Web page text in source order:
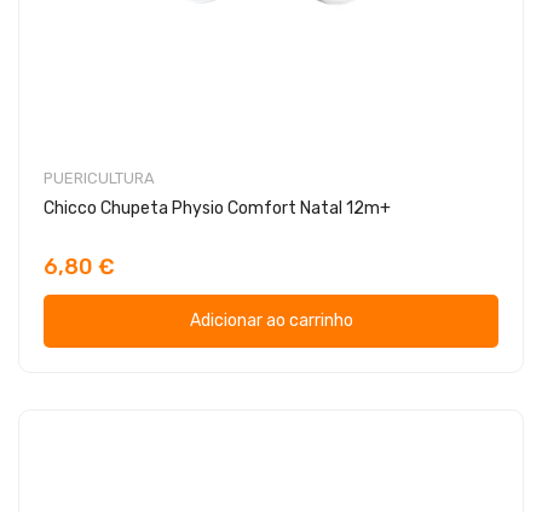
PUERICULTURA
Chicco Chupeta Physio Comfort Natal 12m+
6,80 €
Adicionar ao carrinho